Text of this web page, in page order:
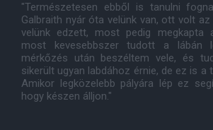
"Természetesen ebből is tanulni
Galbraith nyár óta velünk van, ott volt az
velünk edzett, most pedig megkapta
most kevesebbszer tudott a lábán
mérkőzés után beszéltem vele, és
sikerült ugyan labdához érnie, de ez is a
Amikor legközelebb pályára lép ez
hogy készen álljon."